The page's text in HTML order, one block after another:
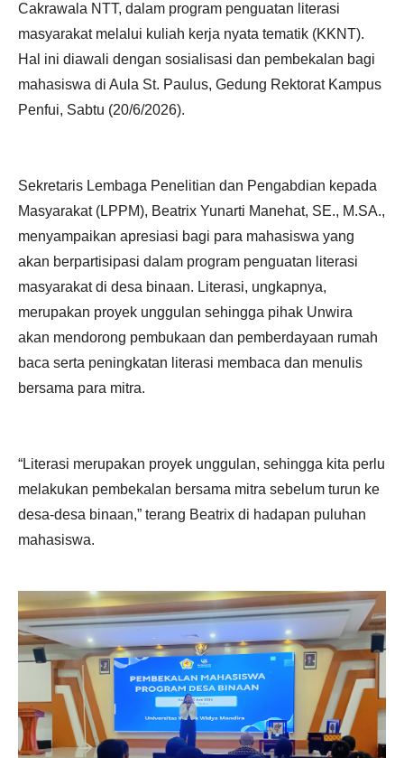
Cakrawala NTT, dalam program penguatan literasi
masyarakat melalui kuliah kerja nyata tematik (KKNT).
Hal ini diawali dengan sosialisasi dan pembekalan bagi
mahasiswa di Aula St. Paulus, Gedung Rektorat Kampus
Penfui, Sabtu (20/6/2026).
Sekretaris Lembaga Penelitian dan Pengabdian kepada
Masyarakat (LPPM), Beatrix Yunarti Manehat, SE., M.SA.,
menyampaikan apresiasi bagi para mahasiswa yang
akan berpartisipasi dalam program penguatan literasi
masyarakat di desa binaan. Literasi, ungkapnya,
merupakan proyek unggulan sehingga pihak Unwira
akan mendorong pembukaan dan pemberdayaan rumah
baca serta peningkatan literasi membaca dan menulis
bersama para mitra.
“Literasi merupakan proyek unggulan, sehingga kita perlu
melakukan pembekalan bersama mitra sebelum turun ke
desa-desa binaan,” terang Beatrix di hadapan puluhan
mahasiswa.